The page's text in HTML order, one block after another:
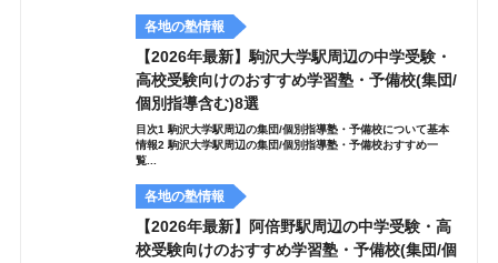
各地の塾情報
【2026年最新】駒沢大学駅周辺の中学受験・
高校受験向けのおすすめ学習塾・予備校(集団/
個別指導含む)8選
目次1 駒沢大学駅周辺の集団/個別指導塾・予備校について基本
情報2 駒沢大学駅周辺の集団/個別指導塾・予備校おすすめ一
覧...
各地の塾情報
【2026年最新】阿倍野駅周辺の中学受験・高
校受験向けのおすすめ学習塾・予備校(集団/個